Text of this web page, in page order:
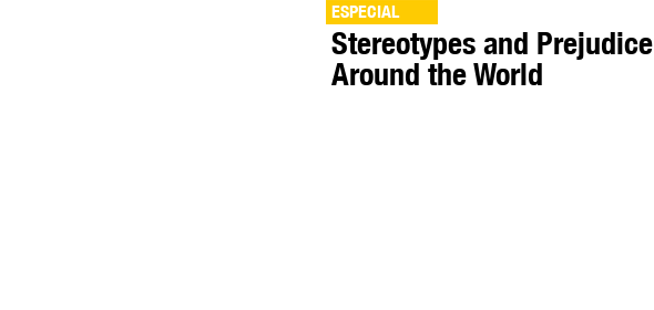
ESPECIAL
Stereotypes and Prejudice
Around the World